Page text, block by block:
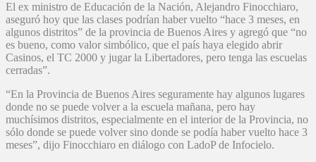
El ex ministro de Educación de la Nación, Alejandro Finocchiaro,
aseguró hoy que las clases podrían haber vuelto “hace 3 meses, en
algunos distritos” de la provincia de Buenos Aires y agregó que “no
es bueno, como valor simbólico, que el país haya elegido abrir
Casinos, el TC 2000 y jugar la Libertadores, pero tenga las escuelas
cerradas”.
“En la Provincia de Buenos Aires seguramente hay algunos lugares
donde no se puede volver a la escuela mañana, pero hay
muchísimos distritos, especialmente en el interior de la Provincia, no
sólo donde se puede volver sino donde se podía haber vuelto hace 3
meses”, dijo Finocchiaro en diálogo con LadoP de Infocielo.